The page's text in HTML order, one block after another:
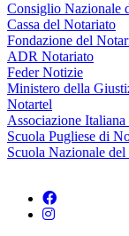
Consiglio Nazionale
Cassa del Notariato
Fondazione del
ADR Notariato
Feder Notizie
Ministero della
Notartel
Associazione
Scuola Pugliese di
Scuola Nazionale